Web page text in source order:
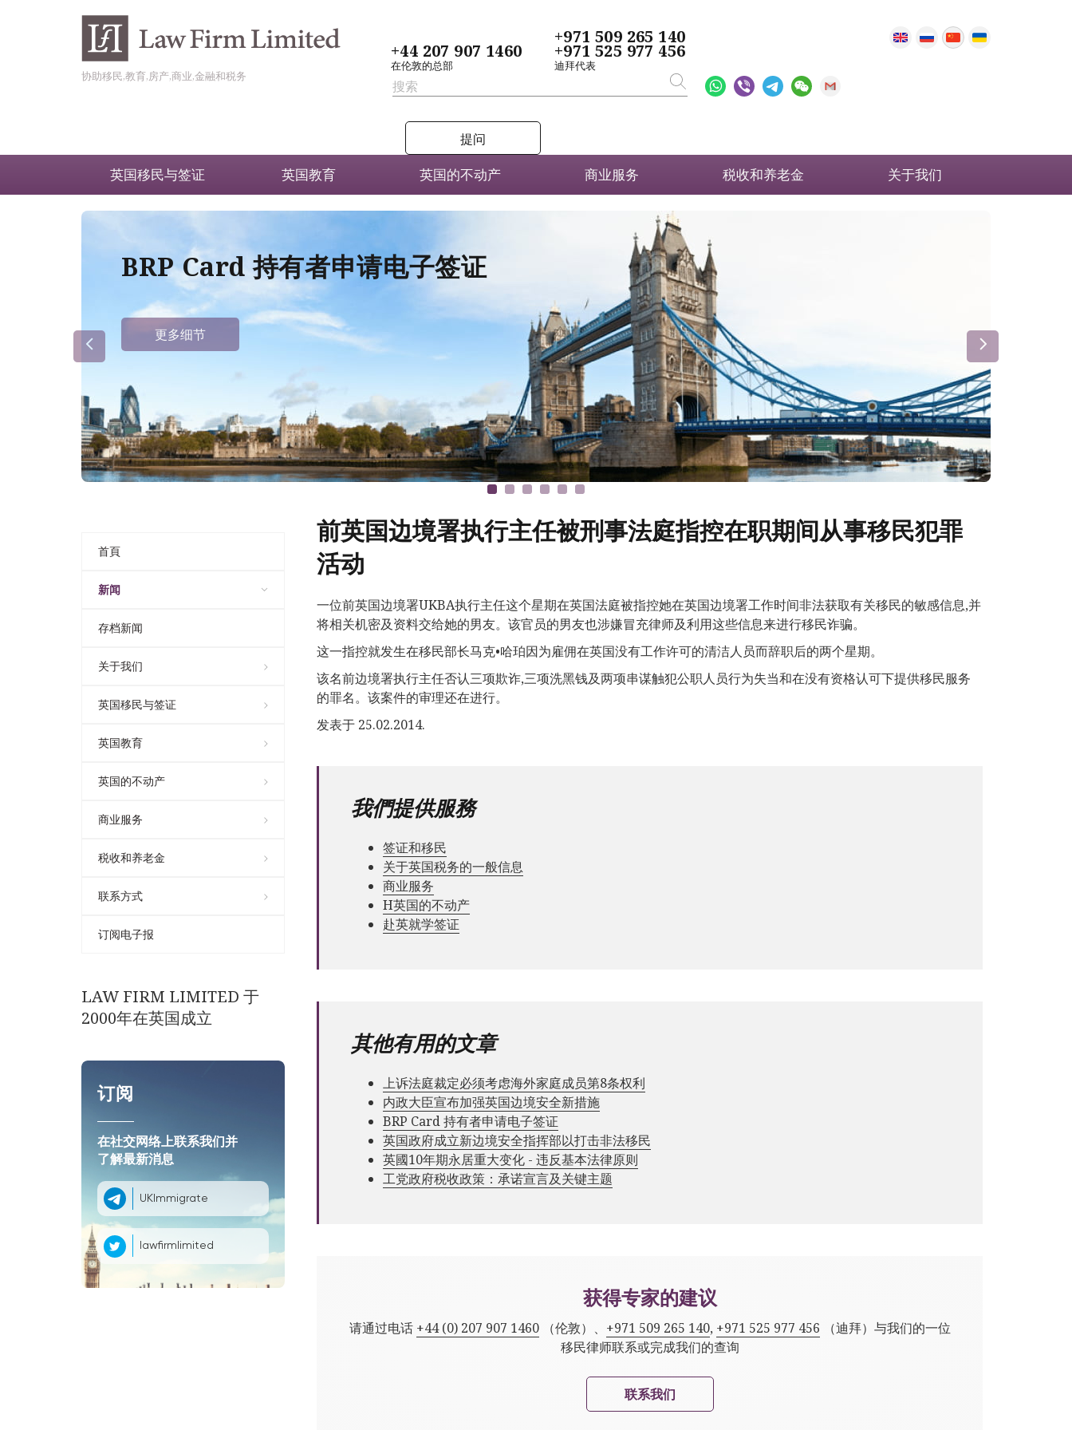
协助移民,教育,房产,商业,金融和税务
+44 207 907 1460
在伦敦的总部
+971 509 265 140
+971 525 977 456
迪拜代表
提问
英国移民与签证 英国教育 英国的不动产 商业服务 税收和养老金 关于我们
BRP Card 持有者申请电子签证
更多细节
首頁
新闻
存档新闻
关于我们
英国移民与签证
英国教育
英国的不动产
商业服务
税收和养老金
联系方式
订阅电子报
LAW FIRM LIMITED 于
2000年在英国成立
订阅
在社交网络上联系我们并
了解最新消息
UKImmigrate
lawfirmlimited
前英国边境署执行主任被刑事法庭指控在职期间从事移民犯罪
活动
一位前英国边境署UKBA执行主任这个星期在英国法庭被指控她在英国边境署工作时间非法获取有关移民的敏感信息,并
将相关机密及资料交给她的男友。该官员的男友也涉嫌冒充律师及利用这些信息来进行移民诈骗。
这一指控就发生在移民部长马克•哈珀因为雇佣在英国没有工作许可的清洁人员而辞职后的两个星期。
该名前边境署执行主任否认三项欺诈,三项洗黑钱及两项串谋触犯公职人员行为失当和在没有资格认可下提供移民服务
的罪名。该案件的审理还在进行。
发表于 25.02.2014.
我們提供服務
签证和移民
关于英国税务的一般信息
商业服务
Н英国的不动产
赴英就学签证
其他有用的文章
上诉法庭裁定必须考虑海外家庭成员第8条权利
内政大臣宣布加强英国边境安全新措施
BRP Card 持有者申请电子签证
英国政府成立新边境安全指挥部以打击非法移民
英國10年期永居重大变化 - 违反基本法律原则
工党政府税收政策：承诺宣言及关键主题
获得专家的建议
请通过电话 +44 (0) 207 907 1460（伦敦）、 +971 509 265 140, +971 525 977 456 （迪拜）与我们的一位
移民律师联系或完成我们的查询
联系我们